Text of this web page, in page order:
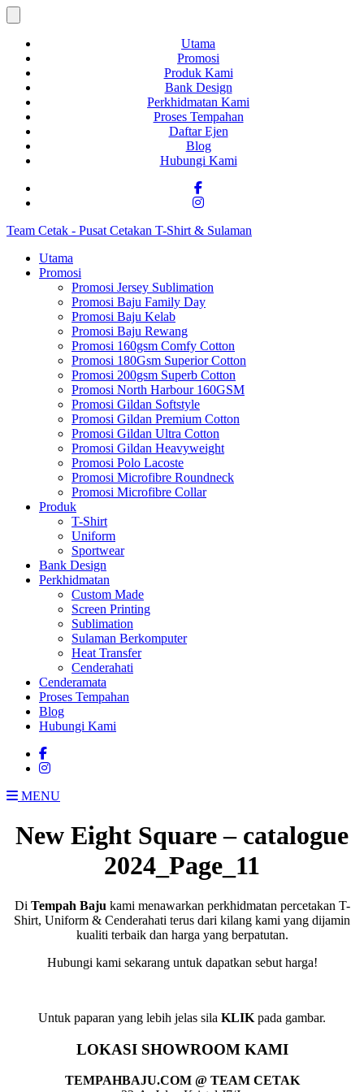
Utama
Promosi
Produk Kami
Bank Design
Perkhidmatan Kami
Proses Tempahan
Daftar Ejen
Blog
Hubungi Kami
Team Cetak - Pusat Cetakan T-Shirt & Sulaman
Utama
Promosi
Promosi Jersey Sublimation
Promosi Baju Family Day
Promosi Baju Kelab
Promosi Baju Rewang
Promosi 160gsm Comfy Cotton
Promosi 180Gsm Superior Cotton
Promosi 200gsm Superb Cotton
Promosi North Harbour 160GSM
Promosi Gildan Softstyle
Promosi Gildan Premium Cotton
Promosi Gildan Ultra Cotton
Promosi Gildan Heavyweight
Promosi Polo Lacoste
Promosi Microfibre Roundneck
Promosi Microfibre Collar
Produk
T-Shirt
Uniform
Sportwear
Bank Design
Perkhidmatan
Custom Made
Screen Printing
Sublimation
Sulaman Berkomputer
Heat Transfer
Cenderahati
Cenderamata
Proses Tempahan
Blog
Hubungi Kami
MENU
New Eight Square – catalogue
2024_Page_11
Di Tempah Baju kami menawarkan perkhidmatan percetakan T-
Shirt, Uniform & Cenderahati terus dari kilang kami yang dijamin
kualiti terbaik dan harga yang berpatutan.
Hubungi kami sekarang untuk dapatkan sebut harga!
Untuk paparan yang lebih jelas sila KLIK pada gambar.
LOKASI SHOWROOM KAMI
TEMPAHBAJU.COM @ TEAM CETAK